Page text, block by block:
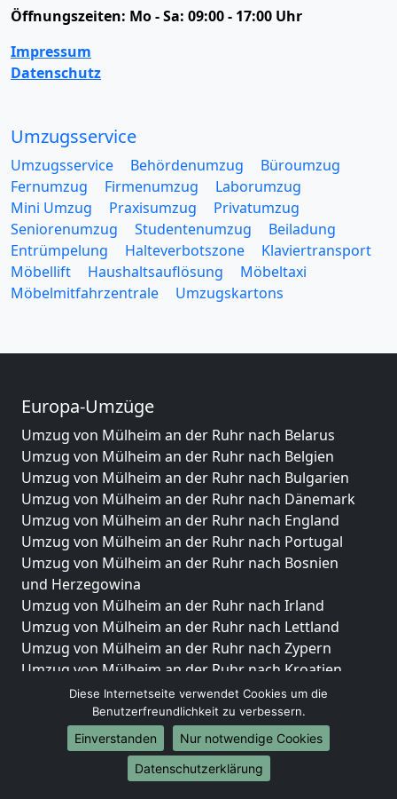
Öffnungszeiten: Mo - Sa: 09:00 - 17:00 Uhr
Impressum
Datenschutz
Umzugsservice
Umzugsservice Behördenumzug
Büroumzug
Fernumzug
Firmenumzug
Laborumzug
Mini Umzug
Praxisumzug
Privatumzug
Seniorenumzug
Studentenumzug
Beiladung
Entrümpelung
Halteverbotszone
Klaviertransport
Möbellift
Haushaltsauflösung
Möbeltaxi
Möbelmitfahrzentrale
Umzugskartons
Europa-Umzüge
Umzug von Mülheim an der Ruhr nach Belarus
Umzug von Mülheim an der Ruhr nach Belgien
Umzug von Mülheim an der Ruhr nach Bulgarien
Umzug von Mülheim an der Ruhr nach Dänemark
Umzug von Mülheim an der Ruhr nach England
Umzug von Mülheim an der Ruhr nach Portugal
Umzug von Mülheim an der Ruhr nach Bosnien
und Herzegowina
Umzug von Mülheim an der Ruhr nach Irland
Umzug von Mülheim an der Ruhr nach Lettland
Umzug von Mülheim an der Ruhr nach Zypern
Umzug von Mülheim an der Ruhr nach Kroatien
Umzug von Mülheim an der Ruhr nach Estland
Umzug von Mülheim an der Ruhr nach Finnland
Umzug von Mülheim an der Ruhr nach Frankreich
Umzug von Mülheim an der Ruhr nach Griechenland
Umzug von Mülheim an der Ruhr nach Italien
Diese Internetseite verwendet Cookies um die
Benutzerfreundlichkeit zu verbessern.
Einverstanden
Nur notwendige Cookies
Datenschutzerklärung